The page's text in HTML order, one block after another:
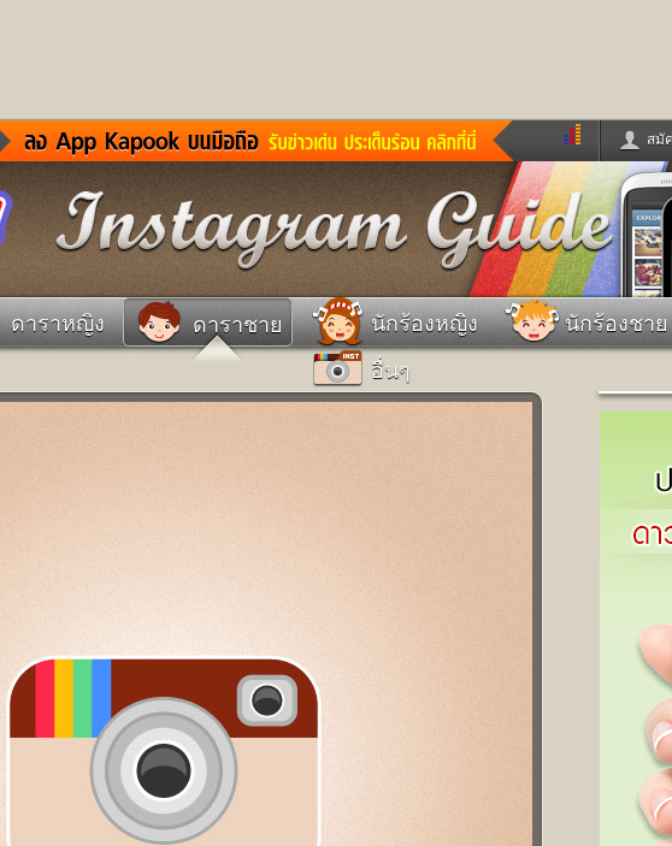
สมั
ข่าวด่วน ข่าวสั้น ข่าวดารา
ละคร
หนังใหม่ ฟังเพลง
เกม
หมากรุกไทย แชทหมากฮอส
แต่งงาน
ดูดวง
ทำนายฝัน สุขภาพ
ผู้ชาย
ผลบอล บ้านและการตกแต่ง
กลอน
dictionary
เช็คความเร็วเน็ต
ดาราหญิง ดาราชาย นักร้องหญิง นักร้องชาย
อื่นๆ